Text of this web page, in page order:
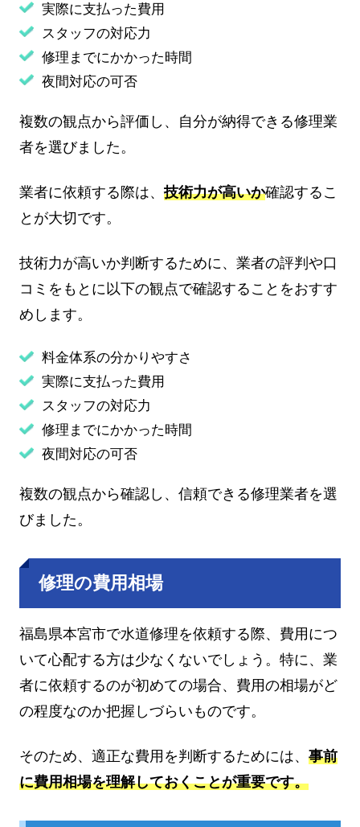
実際に支払った費用
スタッフの対応力
修理までにかかった時間
夜間対応の可否
複数の観点から評価し、自分が納得できる修理業
者を選びました。
業者に依頼する際は、技術力が高いか確認するこ
とが大切です。
技術力が高いか判断するために、業者の評判や口
コミをもとに以下の観点で確認することをおすす
めします。
料金体系の分かりやすさ
実際に支払った費用
スタッフの対応力
修理までにかかった時間
夜間対応の可否
複数の観点から確認し、信頼できる修理業者を選
びました。
修理の費用相場
福島県本宮市で水道修理を依頼する際、費用につ
いて心配する方は少なくないでしょう。特に、業
者に依頼するのが初めての場合、費用の相場がど
の程度なのか把握しづらいものです。
そのため、適正な費用を判断するためには、 事前
に費用相場を理解しておくことが重要です。